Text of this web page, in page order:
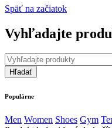
Späť na začiatok
Vyhľadajte
Populárne
Men Women Shoes Gym